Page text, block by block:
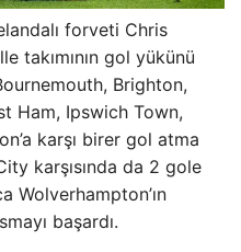
forveti Chris
takımının gol yükünü
Brighton,
Ham, Ipswich Town,
karşı birer gol atma
karşısında da 2 gole
Wolverhampton’ın
başardı.